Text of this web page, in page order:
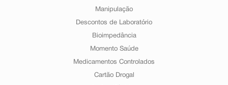
Manipulação
Descontos de Laboratório
Bioimpedância
Momento Saúde
Medicamentos Controlados
Cartão Drogal